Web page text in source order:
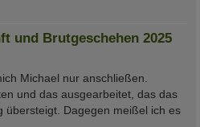
und Brutgeschehen 2025
Michael nur anschließen.
und das ausgearbeitet, das das
übersteigt. Dagegen meißel ich es